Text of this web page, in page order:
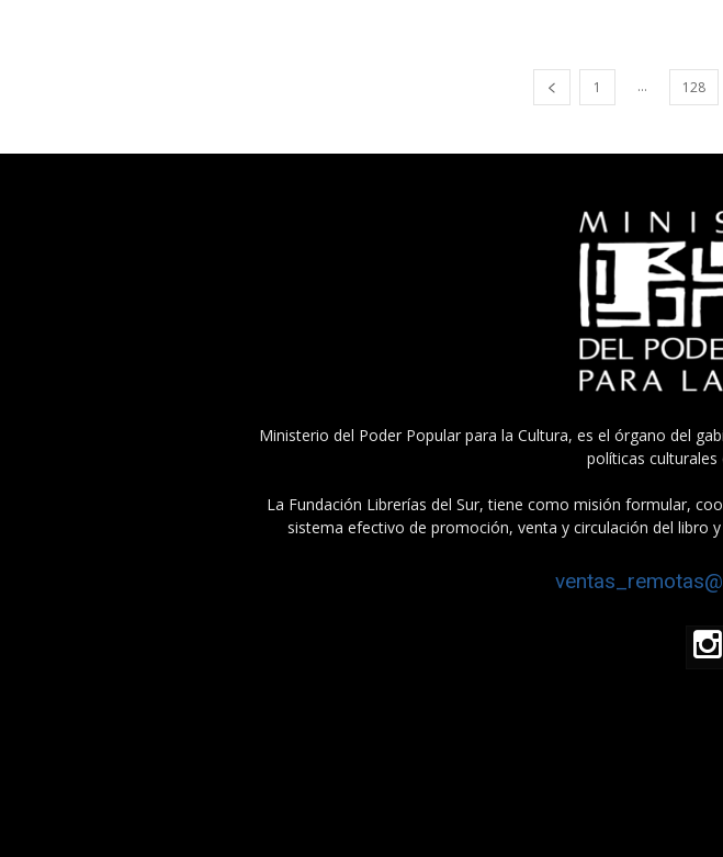
1 ... 128
Ministerio del Poder Popular para la Cultura, es el órgano del
políticas culturales
La Fundación Librerías del Sur, tiene como misión formular,
sistema efectivo de promoción, venta y circulación del libro